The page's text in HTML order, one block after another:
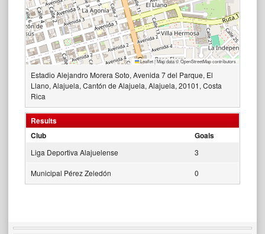
Leaflet|Map data ©OpenStreetMapcontributors
Estadio Alejandro Morera Soto, Avenida 7 del Parque, El
Llano, Alajuela, Cantón de Alajuela, Alajuela, 20101, Costa
Rica
Results
Club
Goals
Liga Deportiva Alajuelense 3
Municipal Pérez Zeledón 0